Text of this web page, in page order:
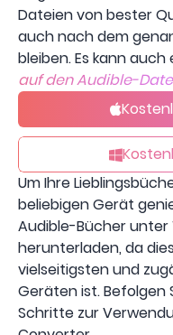
Dateien von bester
auch nach dem
bleiben. Es kann
auf den Audible-
Um Ihre
beliebigen Gerät
Audible-Bücher unter
herunterladen, da
vielseitigsten und
Geräten ist. Befolgen
Schritte zur